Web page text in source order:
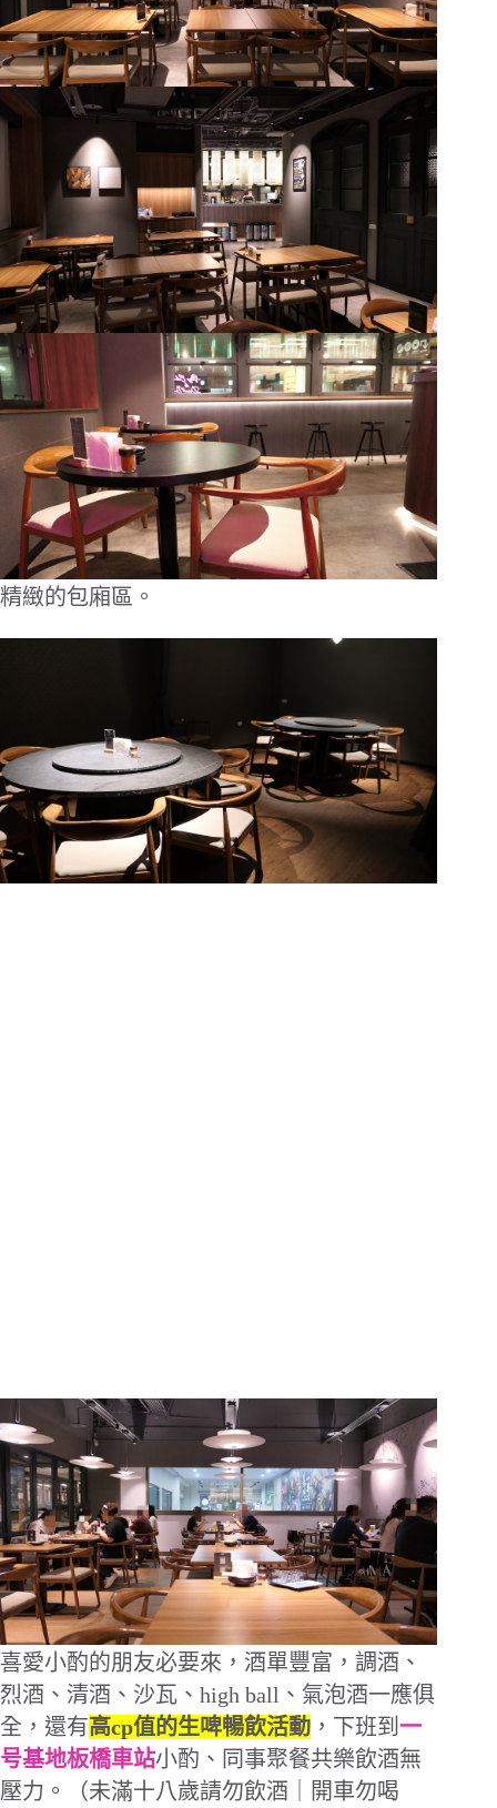
精緻的包廂區。
喜愛小酌的朋友必要來，酒單豐富，調酒、
烈酒、清酒、沙瓦、high ball、氣泡酒一應俱
全，還有高cp值的生啤暢飲活動 ，下班到 一
号基地板橋車站小酌、同事聚餐共樂飲酒無
壓力。（未滿十八歲請勿飲酒｜開車勿喝